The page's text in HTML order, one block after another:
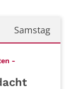
Samstag
-